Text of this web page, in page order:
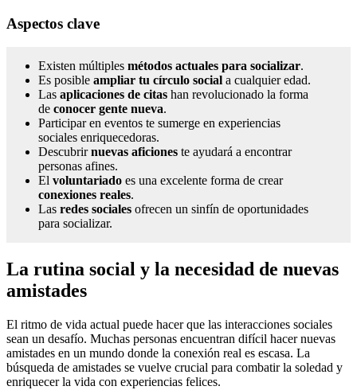
Aspectos clave
Existen múltiples métodos actuales para socializar.
Es posible ampliar tu círculo social a cualquier edad.
Las aplicaciones de citas han revolucionado la forma
de conocer gente nueva.
Participar en eventos te sumerge en experiencias
sociales enriquecedoras.
Descubrirnuevas aficiones te ayudará a encontrar
personas afines.
El voluntariado es una excelente forma de crear
conexiones reales.
Las redes sociales ofrecen un sinfín de oportunidades
para socializar.
La rutina social y la necesidad de nuevas
amistades
El ritmo de vida actual puede hacer que las interacciones sociales
sean un desafío. Muchas personas encuentran difícil hacer nuevas
amistades en un mundo donde la conexión real es escasa. La
búsqueda de amistades se vuelve crucial para combatir la soledad y
enriquecer la vida con experiencias felices.